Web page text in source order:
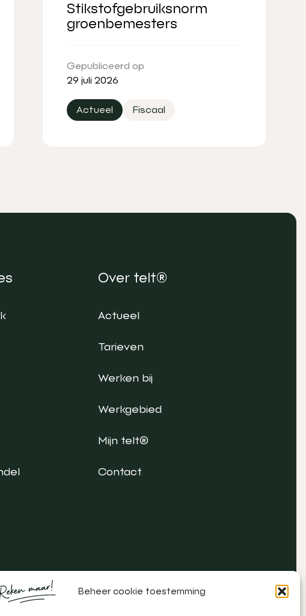
Beheer cookie toestemming
Stikstofgebruiksnorm
groenbemesters
Gepubliceerd op
29 juli 2026
Actueel Fiscaal
Over telt®
Actueel
Tarieven
Werken bij
Werkgebied
Mijn telt®
Contact